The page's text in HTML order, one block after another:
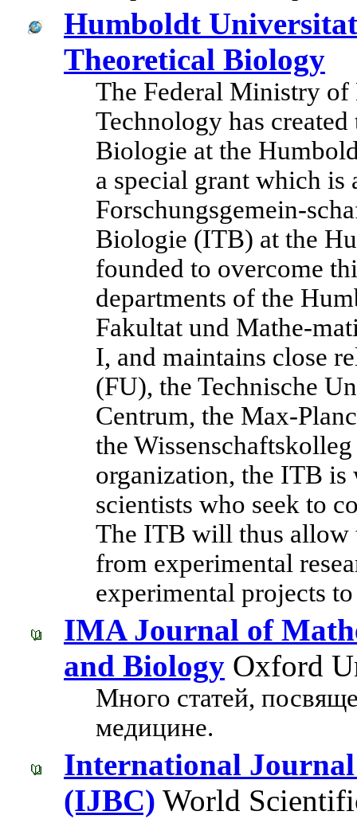
Humboldt
Theoretical Biology
The Federal Ministry of
Technology has
Biologie at the
a special grant which is
Forschungsgemein-
Biologie (ITB) at the
founded to overcome
departments of the
Fakultat und Mathe-
I, and maintains close
(FU), the Technische
Centrum, the Max-
the
organization, the ITB is
scientists who seek to
The ITB will thus allow
from experimental
experimental projects
IMA Journal of
and Biology Oxford
Много статей,
медицине.
International
(IJBC) World